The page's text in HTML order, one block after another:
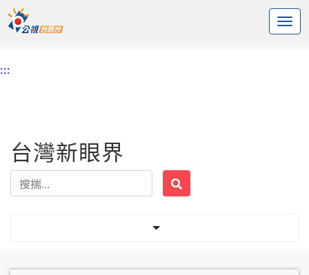
中央內容區塊
頭頁
:::
台灣新眼界